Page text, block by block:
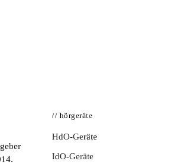
// hörgeräte
HdO-Geräte
IdO-Geräte